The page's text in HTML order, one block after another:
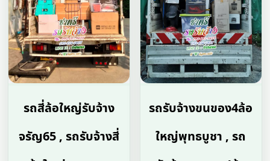
รถสี่ล้อใหญ่รับจ้าง
จรัญ65 , รถรับจ้างสี่
รถรับจ้างขนของ4ล้อ
ใหญ่พุทธบูชา , รถ